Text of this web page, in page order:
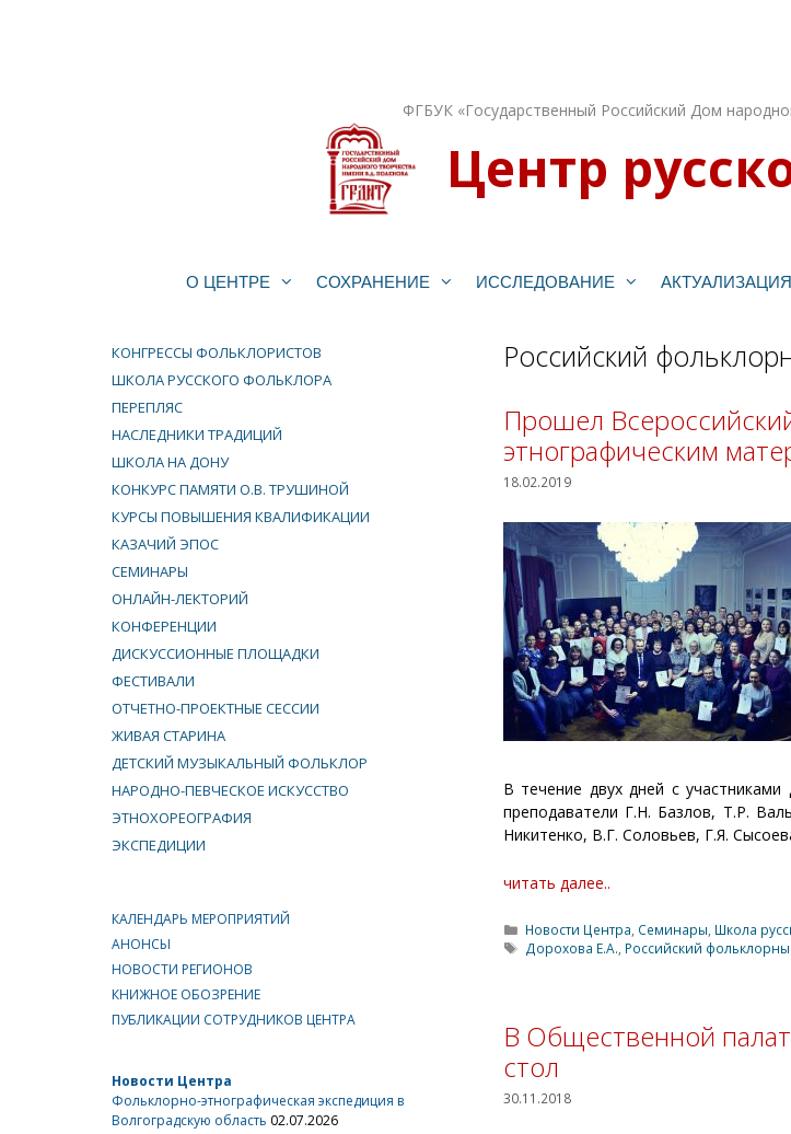
ФГБУК «Государственный Российский Дом
Центр
О ЦЕНТРЕ СОХРАНЕНИЕ ИССЛЕДОВАНИЕ АКТУАЛИЗАЦИЯ
Российский
Прошел
этнографическим
18.02.2019
В течение двух дней с
преподаватели Г.Н. Базлов, Т.Р.
Никитенко, В.Г. Соловьев, Г.Я.
читать далее..
Рубрики
Новости Центра Семинары Школа
Метки
Дорохова Е.А. Российский
В Общественной
стол
30.11.2018
КОНГРЕССЫ ФОЛЬКЛОРИСТОВ
ШКОЛА РУССКОГО ФОЛЬКЛОРА
ПЕРЕПЛЯС
НАСЛЕДНИКИ ТРАДИЦИЙ
ШКОЛА НА ДОНУ
КОНКУРС ПАМЯТИ О.В. ТРУШИНОЙ
КУРСЫ ПОВЫШЕНИЯ КВАЛИФИКАЦИИ
КАЗАЧИЙ ЭПОС
СЕМИНАРЫ
ОНЛАЙН-ЛЕКТОРИЙ
КОНФЕРЕНЦИИ
ДИСКУССИОННЫЕ ПЛОЩАДКИ
ФЕСТИВАЛИ
ОТЧЕТНО-ПРОЕКТНЫЕ СЕССИИ
ЖИВАЯ СТАРИНА
ДЕТСКИЙ МУЗЫКАЛЬНЫЙ ФОЛЬКЛОР
НАРОДНО-ПЕВЧЕСКОЕ ИСКУССТВО
ЭТНОХОРЕОГРАФИЯ
ЭКСПЕДИЦИИ
КАЛЕНДАРЬ МЕРОПРИЯТИЙ
АНОНСЫ
НОВОСТИ РЕГИОНОВ
КНИЖНОЕ ОБОЗРЕНИЕ
ПУБЛИКАЦИИ СОТРУДНИКОВ ЦЕНТРА
Новости Центра
Фольклорно-этнографическая экспедиция в
Волгоградскую область 02.07.2026